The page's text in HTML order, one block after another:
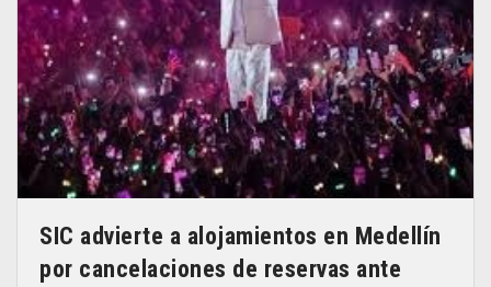
SIC advierte a alojamientos en Medellín
por cancelaciones de reservas ante